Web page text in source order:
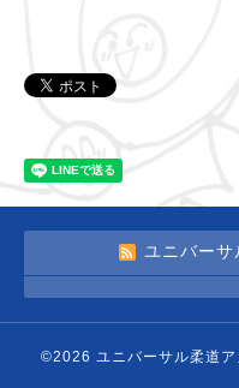
ユニバー
©2026 ユニバーサル柔道